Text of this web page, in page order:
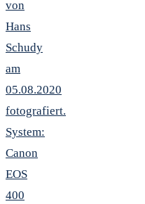
von
Hans
Schudy
am
05.08.2020
fotografiert.
System:
Canon
EOS
400